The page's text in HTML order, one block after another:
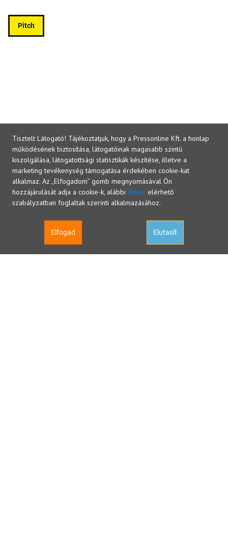
Pitch
Tisztelt Látogató! Tájékoztatjuk, hogy a Pressonline Kft. a honlap
működésének biztosítása, látogatóinak magasabb szintű
kiszolgálása, látogatottsági statisztikák készítése, illetve a
marketing tevékenység támogatása érdekében cookie-kat
alkalmaz. Az „Elfogadom” gomb megnyomásával Ön
hozzájárulását adja a cookie-k, alábbi linken elérhető
szabályzatban foglaltak szerinti alkalmazásához.
Elfogad Elutasít